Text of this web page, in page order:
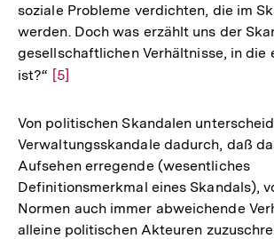
der
soziale Probleme verdichten, die im
werden. Doch was erzählt uns der
gesellschaftlichen Verhältnisse, in die
ist?“ Zur
der
Fußnote
[5]
Von politischen Skandalen
Verwaltungsskandale dadurch, daß
Aufsehen erregende (wesentliches
Definitionsmerkmal eines Skandals),
Normen auch immer abweichende
alleine politischen Akteuren